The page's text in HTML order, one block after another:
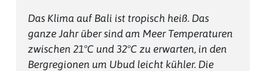
Das Klima auf Bali ist tropisch heiß. Das
ganze Jahr über sind am Meer Temperaturen
zwischen 21°C und 32°C zu erwarten, in den
Bergregionen um Ubud leicht kühler. Die